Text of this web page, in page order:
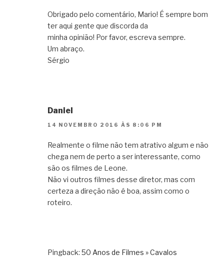
Obrigado pelo comentário, Mario! É sempre bom
ter aqui gente que discorda da
minha opinião! Por favor, escreva sempre.
Um abraço.
Sérgio
Daniel
14 NOVEMBRO 2016 ÀS 8:06 PM
Realmente o filme não tem atrativo algum e não
chega nem de perto a ser interessante, como
são os filmes de Leone.
Não vi outros filmes desse diretor, mas com
certeza a direção não é boa, assim como o
roteiro.
Pingback: 50 Anos de Filmes » Cavalos